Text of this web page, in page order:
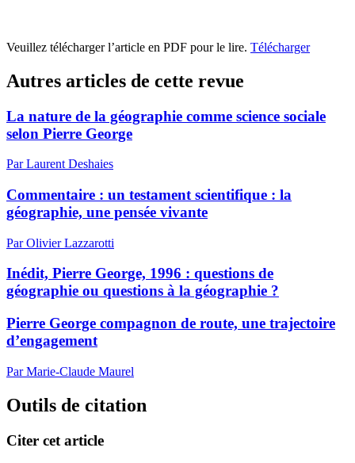
Veuillez télécharger l’article en PDF pour le lire. Télécharger
Autres articles de cette revue
La nature de la géographie comme science sociale
selon Pierre George
Par Laurent Deshaies
Commentaire : un testament scientifique : la
géographie, une pensée vivante
Par Olivier Lazzarotti
Inédit, Pierre George, 1996 : questions de
géographie ou questions à la géographie ?
Pierre George compagnon de route, une trajectoire
d’engagement
Par Marie-Claude Maurel
Outils de citation
Citer cet article